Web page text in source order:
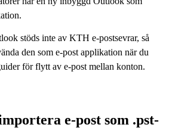
stöds inte av KTH e-postsevrar, så
den som e-post applikation när du
för flytt av e-post mellan konton.
e-post som .pst-